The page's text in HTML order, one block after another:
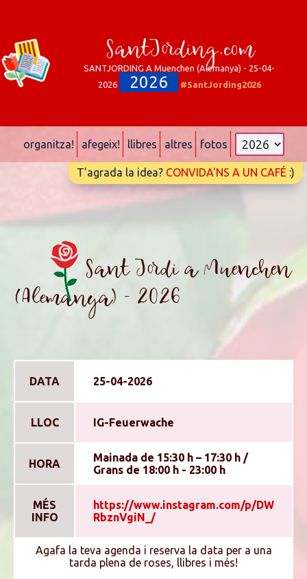
SantJording.com
SANTJORDING A Muenchen (Alemanya) - 25-04-
2026
2026 #SantJording2026
organitza! afegeix! llibres altres fotos
T'agrada la idea? CONVIDA'NS A UN CAFÉ :)
Sant Jordi a Muenchen
(Alemanya) - 2026
DATA 25-04-2026
LLOC IG-Feuerwache
HORA
Mainada de 15:30 h – 17:30 h /
Grans de 18:00 h - 23:00 h
MÉS
INFO
https://www.instagram.com/p/DW
RbznVgiN_/
Agafa la teva agenda i reserva la data per a una
tarda plena de roses, llibres i més!